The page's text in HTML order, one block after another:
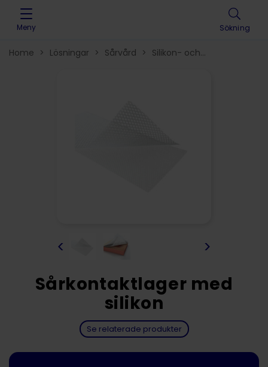
Skip to content
Meny Sökning
Home > Lösningar > Sårvård > Silikon- och
>
<
Sårkontaktlager med
silikon
Se relaterade produkter